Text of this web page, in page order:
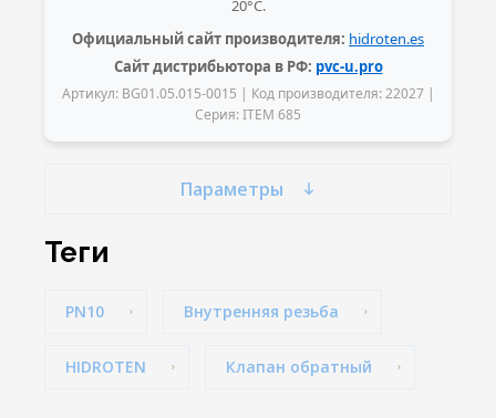
клапан в обратном порядке.
скидок в зависимости от объема
заказа, индивидуальные условия
оплаты и быструю доставку по
всей России. При заказе от 10
штук предоставляется
20°C.
Официальный сайт производителя: hidroten.es
Сайт дистрибьютора в РФ: pvc-u.pro
Артикул: BG01.05.015-0015 | Код производителя: 22027 |
Серия: ITEM 685
Параметры
теги
PN10 Внутренняя резьба
HIDROTEN Клапан обратный